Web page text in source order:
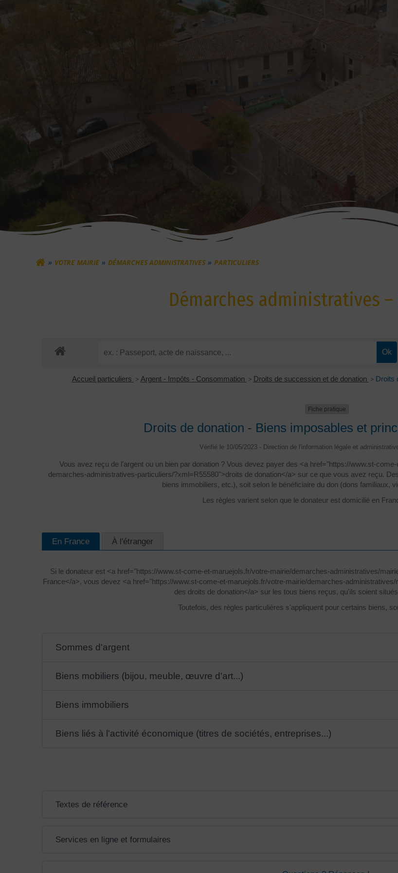
VOTRE MAIRIE DÉMARCHES ADMINISTRATIVES PARTICULIERS
Démarches administratives
Accueil particuliers > Argent - Impôts - Consommation > Droits de succession et de donation > Droits
Fiche pratique
Droits de donation - Biens imposables et
Vérifié le 10/05/2023 - Direction de l'information légale et
Vous avez reçu de l'argent ou un bien par donation ? Vous devez payer des <a href="https://www.st-
demarches-administratives-particuliers/?xml=R55580">droits de donation</a> sur ce que vous avez reçu.
biens immobiliers, etc.), soit selon le bénéficiaire du don (dons familiaux,
Les règles varient selon que le donateur est domicilié en
En France À l'étranger
Si le donateur est <a href="https://www.st-come-et-maruejols.fr/votre-mairie/demarches-administratives/
France</a>, vous devez <a href="https://www.st-come-et-maruejols.fr/votre-mairie/demarches-
des droits de donation</a> sur les tous biens reçus, qu'ils soient
Toutefois, des règles particulières s'appliquent pour certains biens,
Sommes d'argent
Biens mobiliers (bijou, meuble, œuvre d'art...)
Biens immobiliers
Biens liés à l'activité économique (titres de sociétés, entreprises...)
Textes de référence
Services en ligne et formulaires